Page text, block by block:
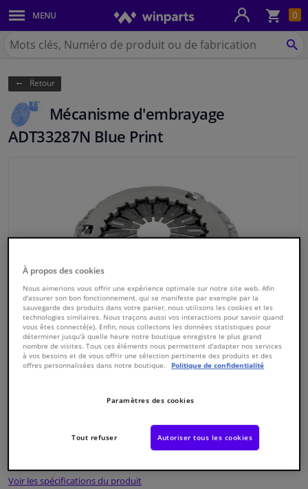
0
MENU
Carrosserie & tôles
Feux & ampoules
Freinage
Système d'échappement
Refroidissement & chauffage
Pièces moteur & accessoires
Filtres & liquides
Bagages & transport
Fenêtres & accessoires
Atelier & outils
Chercher
Winparts.be
Retour
Mécanisme d'embrayage
ADT33287N Blue Print
Numéro de produit d'origine:0324411
Voir les spécifications du produit
À propos des cookies
Nous aimerions vous offrir une expérience optimale sur notre site web. Afin
d'assurer son bon fonctionnement, qui se manifeste par exemple par la
sauvegarde des produits dans votre panier, nous utilisons les cookies et les
technologies similaires. Nous traçons aussi vos interactions pour savoir quand
vous êtes connecté(e). Enfin, nous collectons les données statistiques pour
déterminer jusqu'à quelle heure notre boutique enregistre le plus grand
nombre de visites. Tous ces éléments nous permettent d'adapter nos services
à vos besoins et de vous offrir une sélection pertinente des produits et des
offres personnalisées dans notre boutique.
Politique de confidentialité
Paramètres des cookies
Tout refuser Autoriser tous les cookies